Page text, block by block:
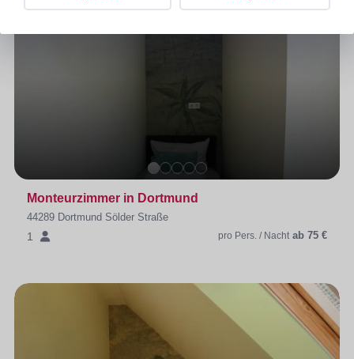
Monteurzimmer in Dortmund
44289 Dortmund Sölder Straße
1 pro Pers. / Nacht ab 75 €